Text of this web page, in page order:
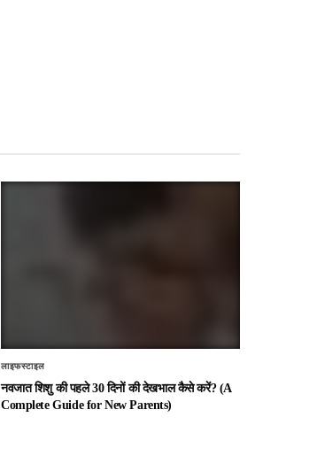
लाइफस्टाइल
नवजात शिशु की पहले 30 दिनों की देखभाल कैसे करें? (A
Complete Guide for New Parents)